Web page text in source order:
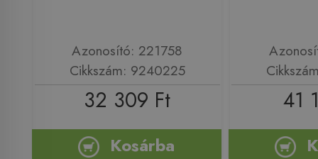
Azonosító: 221758
Cikkszám: 9240225
32 309 Ft
Kosárba
41